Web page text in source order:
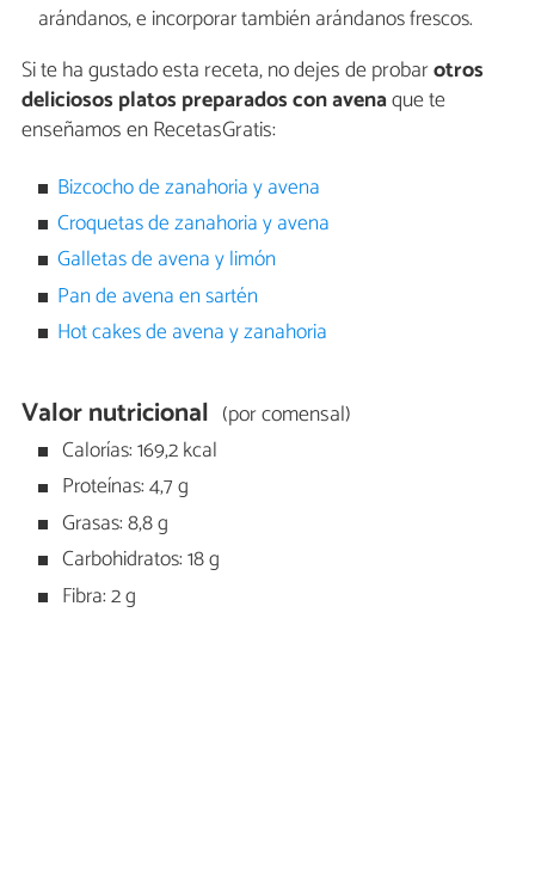
arándanos, e incorporar también arándanos frescos.
Si te ha gustado esta receta, no dejes de probarotros
deliciosos platos preparados con avenaque te
enseñamos en RecetasGratis:
Bizcocho de zanahoria y avena
Croquetas de zanahoria y avena
Galletas de avena y limón
Pan de avena en sartén
Hot cakes de avena y zanahoria
Valor nutricional (por comensal)
Calorías: 169,2 kcal
Proteínas: 4,7 g
Grasas: 8,8 g
Carbohidratos: 18 g
Fibra: 2 g